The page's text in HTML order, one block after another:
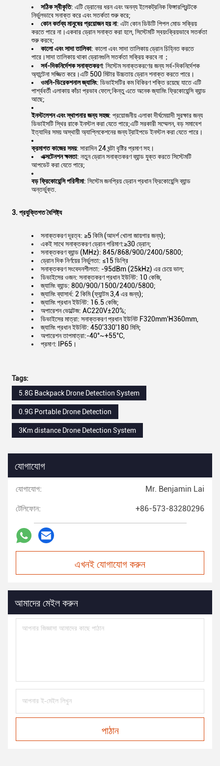
সঠিক স্বীকৃতি: এটি ড্রোনের ধরন এবং অনন্য ইলেকট্রনিক ফিঙ্গারপ্রিন্টকে
নির্ভুলভাবে সনাক্ত করে এবং সতর্কতা শুরু করে;
কোন কর্তব্য মানুষের প্রয়োজন হয় না: এটা কোন ডিউটি ​​পিপল মোড সক্রিয়
করতে পারে না।একবার ড্রোন সনাক্ত করা হলে, সিস্টেমটি স্বয়ংক্রিয়ভাবে সতর্কতা
শুরু করবে;
কালো এবং সাদা তালিকা: কালো এবং সাদা তালিকায় ড্রোন চিহ্নিত করতে
পারে।সাদা তালিকায় থাকা ড্রোনগুলি সতর্কতা সক্রিয় করবে না；
সর্ব-দিকনির্দেশক সনাক্তকরণ: সিস্টেম সনাক্তকরণের জন্য সর্ব-দিকনির্দেশক
অ্যান্টেনা সজ্জিত করে।এটি 500 মিটার উচ্চতায় ড্রোন শনাক্ত করতে পারে।
ওমনি-ডিরেকশনাল জ্যামিং: ডিভাইসটির কম বিকিরণ শক্তি রয়েছে যাতে এটি
পার্শ্ববর্তী এলাকায় কাঁচা প্রভাব ফেলে;কিন্তু এতে অনেক জ্যামিং ফ্রিকোয়েন্সি ব্যান্ড
আছে;
ইনস্টলেশন এবং স্থাপনার জন্য সহজ: প্রয়োজনীয় এলাকা দীর্ঘমেয়াদী সুরক্ষার জন্য
ডিভাইসটি স্থির রাকে ইনস্টল করা যেতে পারে;এটি সরকারী সম্মেলন, বড় সমাবেশ
ইত্যাদির সময় অস্থায়ী অ্যাপ্লিকেশনের জন্য ট্রাইপডে ইনস্টল করা যেতে পারে।
ক্রমাগত কাজের সময়: সারাদিন 24 ঘন্টা বৃষ্টির প্রমাণ সহ।
এক্সটেনশন ক্ষমতা: নতুন ড্রোন সনাক্তকরণ ব্যান্ড যুক্ত করতে সিস্টেমটি
আপডেট করা যেতে পারে;
বড় ফ্রিকোয়েন্সি পরিসীমা: সিস্টেম জনপ্রিয় ড্রোন প্রধান ফ্রিকোয়েন্সি ব্যান্ড
অন্তর্ভুক্ত.
3. প্রযুক্তিগত বৈশিষ্ট্য
সনাক্তকরণ দূরত্ব: ≥5 কিমি (আদর্শ খোলা জায়গার জন্য);
একই সাথে সনাক্তকরণ ড্রোন পরিমাণ:≥30 ড্রোন;
সনাক্তকরণ ব্যান্ড (MHz): 845/868/900/2400/5800;
ড্রোন দিক নির্ণয়ের নির্ভুলতা: ≤15 ডিগ্রি
সনাক্তকরণ সংবেদনশীলতা: -95dBm (25kHz) এর চেয়ে ভাল;
ডিভাইসের ওজন: সনাক্তকরণ প্রধান ইউনিট: 10 কেজি,
জ্যামিং ব্যান্ড: 800/900/1500/2400/5800;
জ্যামিং ব্যাসার্ধ: 2 কিমি (ফ্যান্টম 3,4 এর জন্য);
জ্যামিং প্রধান ইউনিট: 16.5 কেজি;
অপারেশন ভোল্টেজ: AC220V±20%;
ডিভাইসের মাত্রা: সনাক্তকরণ প্রধান ইউনিট F320mm'H360mm,
জ্যামিং প্রধান ইউনিট: 450'330'180 মিমি;
অপারেশন তাপমাত্রা:-40°~+55°C,
প্রমাণ: IP65।
Tags:
5.8G Backpack Drone Detection System
0.9G Portable Drone Detection
3Km distance Drone Detection System
যোগাযোগ
যোগাযোগ: Mr. Benjamin Lai
টেলিফোন: +86-573-83280296
এখনই যোগাযোগ করুন
আমাদের মেইল করুন
পাঠান